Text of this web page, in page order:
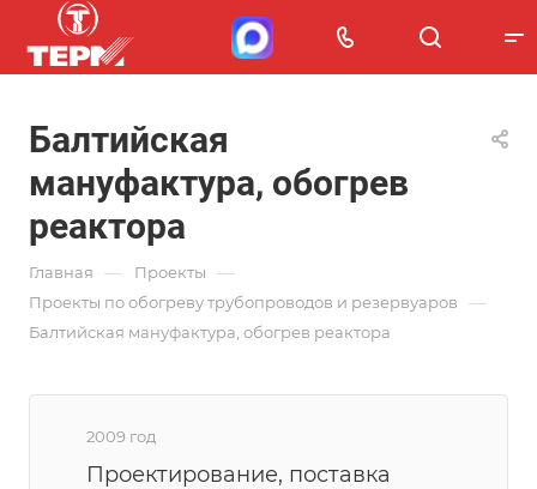
Балтийская
мануфактура, обогрев
реактора
Главная — Проекты —
Проекты по обогреву трубопроводов и резервуаров —
Балтийская мануфактура, обогрев реактора
2009 год
Проектирование, поставка